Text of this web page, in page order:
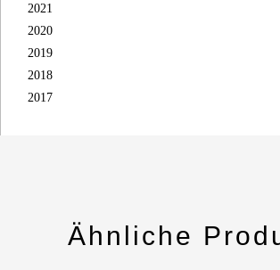
2021
2020
2019
2018
2017
Ähnliche